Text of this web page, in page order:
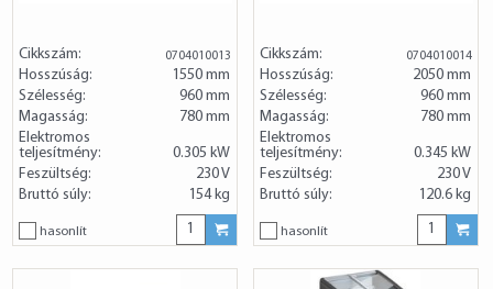
Cikkszám: 0704010013
Hosszúság:
1550 mm
Szélesség:
960 mm
Magasság:
780 mm
Elektromos
teljesítmény:
0.305 kW
Feszültség:
230 V
Bruttó súly:
154 kg
hasonlít
Cikkszám: 0704010014
Hosszúság:
2050 mm
Szélesség:
960 mm
Magasság:
780 mm
Elektromos
teljesítmény:
0.345 kW
Feszültség:
230 V
Bruttó súly:
120.6 kg
hasonlít